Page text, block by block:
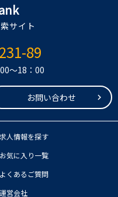
サイト
89
～18：00
お問い合わせ
求人情報を探す
お気に入り一覧
よくあるご質問
運営会社